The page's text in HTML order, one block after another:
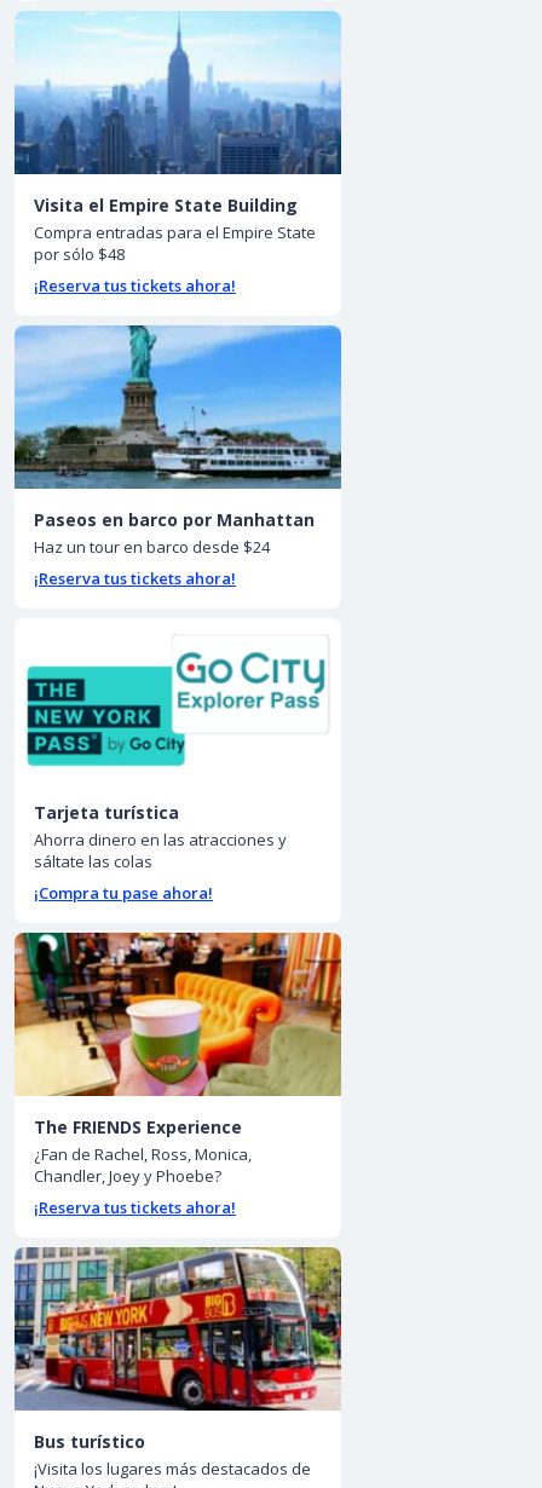
Visita el Empire State Building
Compra entradas para el Empire State
por sólo $48
¡Reserva tus tickets ahora!
Paseos en barco por Manhattan
Haz un tour en barco desde $24
¡Reserva tus tickets ahora!
Tarjeta turística
Ahorra dinero en las atracciones y
sáltate las colas
¡Compra tu pase ahora!
The FRIENDS Experience
¿Fan de Rachel, Ross, Monica,
Chandler, Joey y Phoebe?
¡Reserva tus tickets ahora!
Bus turístico
¡Visita los lugares más destacados de